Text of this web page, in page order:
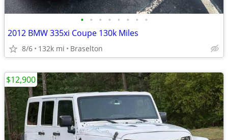
• • • • • • • •
2012 BMW 335xi Coupe 130k Miles
8/6 132k mi Braselton
$12,900